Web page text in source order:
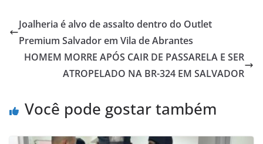
s
A
p
e
b
o
o
l e
Joalheria é alvo de assalto dentro do Outlet
Premium Salvador em Vila de Abrantes
HOMEM MORRE APÓS CAIR DE PASSARELA E SER
ATROPELADO NA BR-324 EM SALVADOR
Você pode gostar também